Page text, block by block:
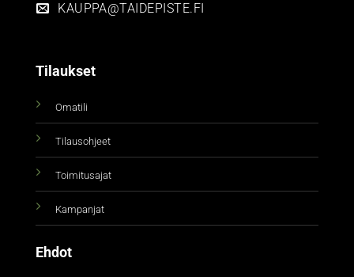
KAUPPA@TAIDEPISTE.FI
Tilaukset
Omatili
Tilausohjeet
Toimitusajat
Kampanjat
Ehdot